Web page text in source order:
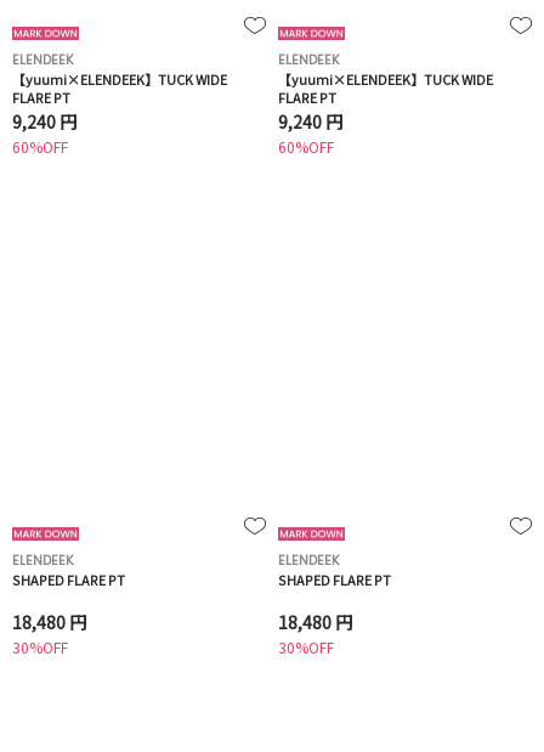
ELENDEEK
【yuumi×ELENDEEK】TUCK WIDE
FLARE PT
9,240 円
60%OFF
ELENDEEK
【yuumi×ELENDEEK】TUCK WIDE
FLARE PT
9,240 円
60%OFF
ELENDEEK
SHAPED FLARE PT
18,480 円
30%OFF
ELENDEEK
SHAPED FLARE PT
18,480 円
30%OFF